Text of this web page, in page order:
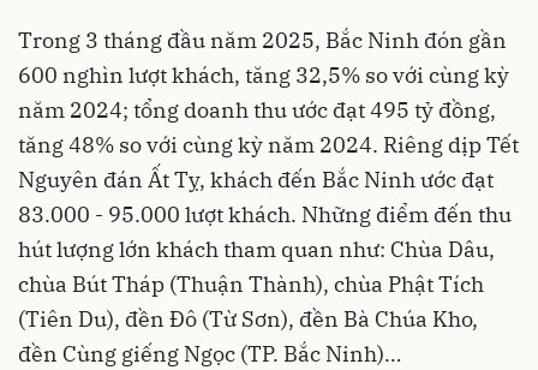
Trong 3 tháng đầu năm 2025, Bắc Ninh đón gần
600 nghìn lượt khách, tăng 32,5% so với cùng kỳ
năm 2024; tổng doanh thu ước đạt 495 tỷ đồng,
tăng 48% so với cùng kỳ năm 2024. Riêng dịp Tết
Nguyên đán Ất Tỵ, khách đến Bắc Ninh ước đạt
83.000 - 95.000 lượt khách. Những điểm đến thu
hút lượng lớn khách tham quan như: Chùa Dâu,
chùa Bút Tháp (Thuận Thành), chùa Phật Tích
(Tiên Du), đền Đô (Từ Sơn), đền Bà Chúa Kho,
đền Cùng giếng Ngọc (TP. Bắc Ninh)…